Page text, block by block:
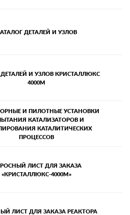
ДЕТАЛЕЙ И УЗЛОВ
И УЗЛОВ КРИСТАЛЛЮКС
4000М
И ПИЛОТНЫЕ УСТАНОВКИ
КАТАЛИЗАТОРОВ И
КАТАЛИТИЧЕСКИХ
ПРОЦЕССОВ
ЛИСТ ДЛЯ ЗАКАЗА
«КРИСТАЛЛЮКС-4000М»
ЛИСТ ДЛЯ ЗАКАЗА РЕАКТОРА